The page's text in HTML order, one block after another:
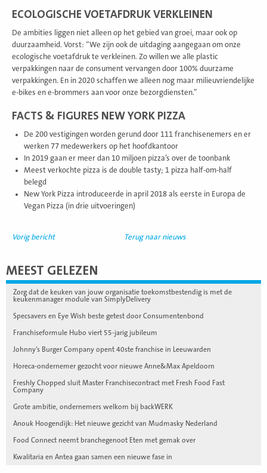
ECOLOGISCHE VOETAFDRUK VERKLEINEN
De ambities liggen niet alleen op het gebied van groei, maar ook op
duurzaamheid. Vorst: “We zijn ook de uitdaging aangegaan om onze
ecologische voetafdruk te verkleinen. Zo willen we alle plastic
verpakkingen naar de consument vervangen door 100% duurzame
verpakkingen. En in 2020 schaffen we alleen nog maar milieuvriendelijke
e-bikes en e-brommers aan voor onze bezorgdiensten.”
FACTS & FIGURES NEW YORK PIZZA
De 200 vestigingen worden gerund door 111 franchisenemers en er
werken 77 medewerkers op het hoofdkantoor
In 2019 gaan er meer dan 10 miljoen pizza’s over de toonbank
Meest verkochte pizza is de double tasty; 1 pizza half-om-half
belegd
New York Pizza introduceerde in april 2018 als eerste in Europa de
Vegan Pizza (in drie uitvoeringen)
Vorig bericht Terug naar nieuws
MEEST GELEZEN
Zorg dat de keuken van jouw organisatie toekomstbestendig is met de
keukenmanager module van SimplyDelivery
Specsavers en Eye Wish beste getest door Consumentenbond
Franchiseformule Hubo viert 55-jarig jubileum
Johnny’s Burger Company opent 40ste franchise in Leeuwarden
Horeca-ondernemer gezocht voor nieuwe Anne&Max Apeldoorn
Freshly Chopped sluit Master Franchisecontract met Fresh Food Fast
Company
Grote ambitie, ondernemers welkom bij backWERK
Anouk Hoogendijk: Het nieuwe gezicht van Mudmasky Nederland
Food Connect neemt branchegenoot Eten met gemak over
Kwalitaria en Antea gaan samen een nieuwe fase in